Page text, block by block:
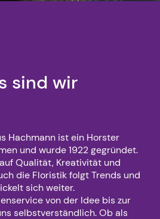
sind wir
Hachmann ist ein Horster
und wurde 1922 gegründet.
Qualität, Kreativität und
die Floristik folgt Trends und
sich weiter.
von der Idee bis zur
selbstverständlich. Ob als